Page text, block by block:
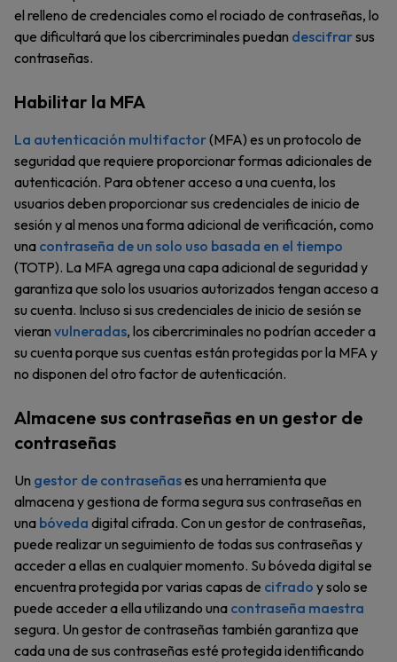
el relleno de credenciales como el rociado de contraseñas, lo
que dificultará que los cibercriminales puedan descifrarsus
contraseñas.
Habilitar la MFA
La autenticación multifactor(MFA) es un protocolo de
seguridad que requiere proporcionar formas adicionales de
autenticación. Para obtener acceso a una cuenta, los
usuarios deben proporcionar sus credenciales de inicio de
sesión y al menos una forma adicional de verificación, como
una contraseña de un solo uso basada en el tiempo
(TOTP). La MFA agrega una capa adicional de seguridad y
garantiza que solo los usuarios autorizados tengan acceso a
su cuenta. Incluso si sus credenciales de inicio de sesión se
vieran vulneradas, los cibercriminales no podrían acceder a
su cuenta porque sus cuentas están protegidas por la MFA y
no disponen del otro factor de autenticación.
Almacene sus contraseñas en un gestor de
contraseñas
Un gestor de contraseñases una herramienta que
almacena y gestiona de forma segura sus contraseñas en
una bóveda digital cifrada. Con un gestor de contraseñas,
puede realizar un seguimiento de todas sus contraseñas y
acceder a ellas en cualquier momento. Su bóveda digital se
encuentra protegida por varias capas de cifrado y solo se
puede acceder a ella utilizando una contraseña maestra
segura. Un gestor de contraseñas también garantiza que
cada una de sus contraseñas esté protegida identificando